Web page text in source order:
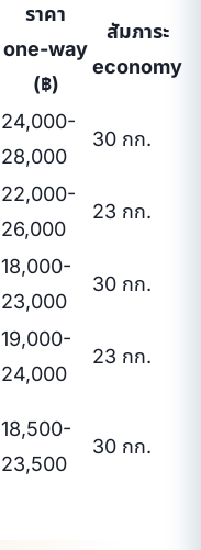
ราคา
one-way
(฿)
สัมภาระ
economy
24,000-
28,000
30 กก.
22,000-
26,000
23 กก.
18,000-
23,000
30 กก.
19,000-
24,000
23 กก.
18,500-
23,500
30 กก.